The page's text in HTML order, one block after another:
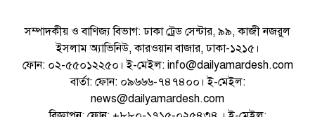
সম্পাদকীয় ও বাণিজ্য বিভাগ: ঢাকা ট্রেড সেন্টার, ৯৯, কাজী নজরুল
ইসলাম অ্যাভিনিউ, কারওয়ান বাজার, ঢাকা-১২১৫।
ফোন: ০২-৫৫০১২২৫০। ই-মেইল: info@dailyamardesh.com
বার্তা: ফোন: ০৯৬৬৬-৭৪৭৪০০। ই-মেইল:
news@dailyamardesh.com